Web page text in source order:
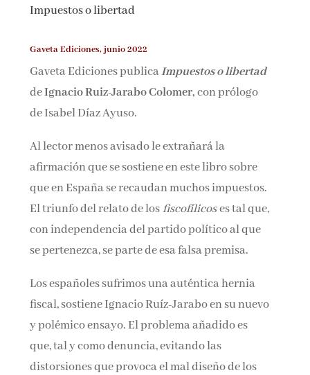
Impuestos o libertad
Gaveta Ediciones, junio 2022
Gaveta Ediciones publicaImpuestos o libertad
deIgnacio Ruiz-Jarabo Colomer,con prólogo
de Isabel Díaz Ayuso.
Al lector menos avisado le extrañará la
afirmación que se sostiene en este libro sobre
que en España se recaudan muchos impuestos.
El triunfo del relato de losfiscofílicoses tal que,
con independencia del partido político al que
se pertenezca, se parte de esa falsa premisa.
Los españoles sufrimos una auténtica hernia
fiscal, sostiene Ignacio Ruíz-Jarabo en su nuevo
y polémico ensayo. El problema añadido es
que, tal y como denuncia, evitando las
distorsiones que provoca el mal diseño de los
Únete a nuestra comunidad de amantes de la
Nombre*
Por favor, acepta los
de privacidad